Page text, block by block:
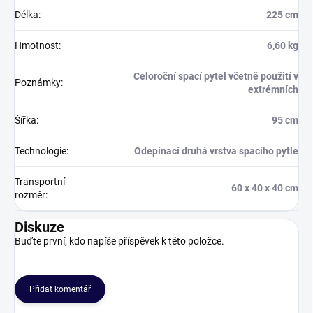
Délka: 225 cm
Hmotnost: 6,60 kg
Poznámky:
Celoroční spací pytel včetně použití v
extrémních
Šířka: 95 cm
Technologie: Odepínací druhá vrstva spacího pytle
Transportní
rozměr:
60 x 40 x 40 cm
Diskuze
Buďte první, kdo napíše příspěvek k této položce.
Přidat komentář